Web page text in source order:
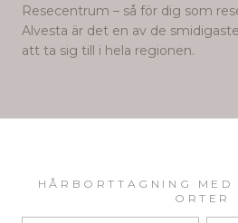
Resecentrum – så för dig som
Alvesta är det en av de
att ta sig till i hela regionen.
HÅRBORTTAGNING MED
ORTER